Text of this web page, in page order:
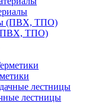
(ПВХ, ТПО)
лестницы